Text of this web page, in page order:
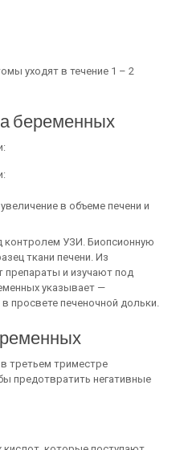
уходят в течение 1 – 2
беременных
в объеме печени и
контролем УЗИ. Биопсионную
ткани печени. Из
препараты и изучают под
указывает —
просвете печеночной дольки.
третьем триместре
предотвратить негативные